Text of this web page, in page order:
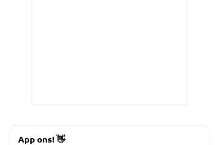
App ons! 👋